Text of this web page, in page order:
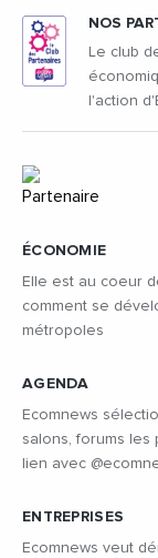
ÉCONOMIE
Elle est au coeur
comment se
métropoles
AGENDA
Ecomnews
salons, forums les
lien avec
ENTREPRISES
Ecomnews veut
NOS
Le club
l'action